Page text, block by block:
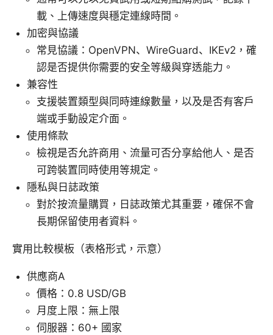
載、上傳速度與穩定連線時間。
加密與協議
常見協議：OpenVPN、WireGuard、IKEv2，確
認是否提供你需要的安全等級與穿透能力。
兼容性
支援裝置類型與同時連線數量，以及是否有客戶
端或手動設定介面。
使用條款
檢視是否允許商用、流量可否分享給他人、是否
可跨裝置同時使用等規定。
隱私與日誌政策
對於按流量購買，日誌政策尤其重要，確保不會
長期保留使用者資料。
實用比較模板（表格形式，示意）
供應商A
價格：0.8 USD/GB
月度上限：無上限
伺服器：60+ 國家